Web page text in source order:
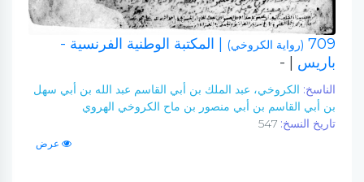
709 (رواية الكروخي)
| المكتبة الوطنية الفرنسية -
باريس
| -
الناسخ: الكروخي، عبد الملك بن أبي القاسم عبد الله بن أبي سهل
بن أبي القاسم بن أبي منصور بن ماح الكروخي الهروي
تاريخ النسخ:
عرض